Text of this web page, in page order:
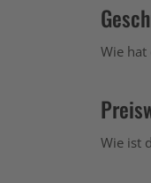
Wie hat
Wie ist